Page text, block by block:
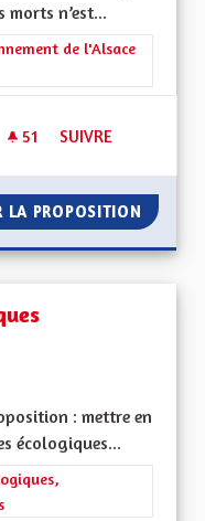
n’est...
La Culture, l'Education et
de l'Alsace
51 51 ABONNÉS
SUIVRE
LA PROPOSITION FAIRE
: mettre en
écologiques...
: Les transitions